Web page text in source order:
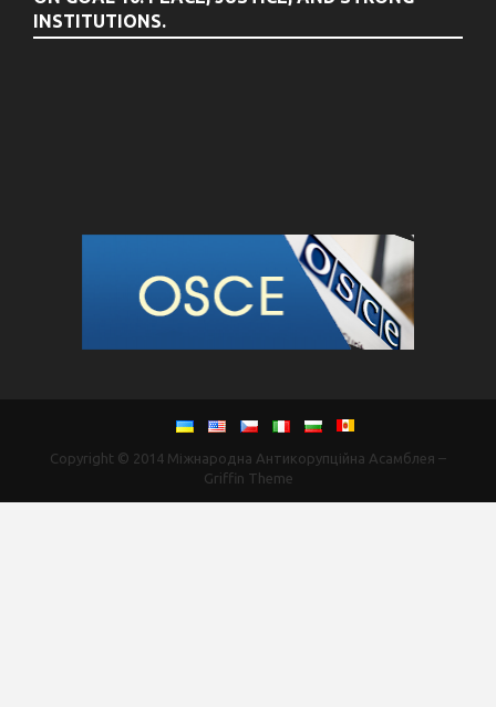
INSTITUTIONS.
Copyright © 2014 Міжнародна Антикорупційна Асамблея –
Griffin Theme